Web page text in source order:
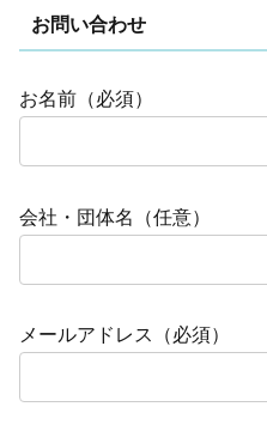
お問い合わせ
お名前（必須）
会社・団体名（任意）
メールアドレス（必須）